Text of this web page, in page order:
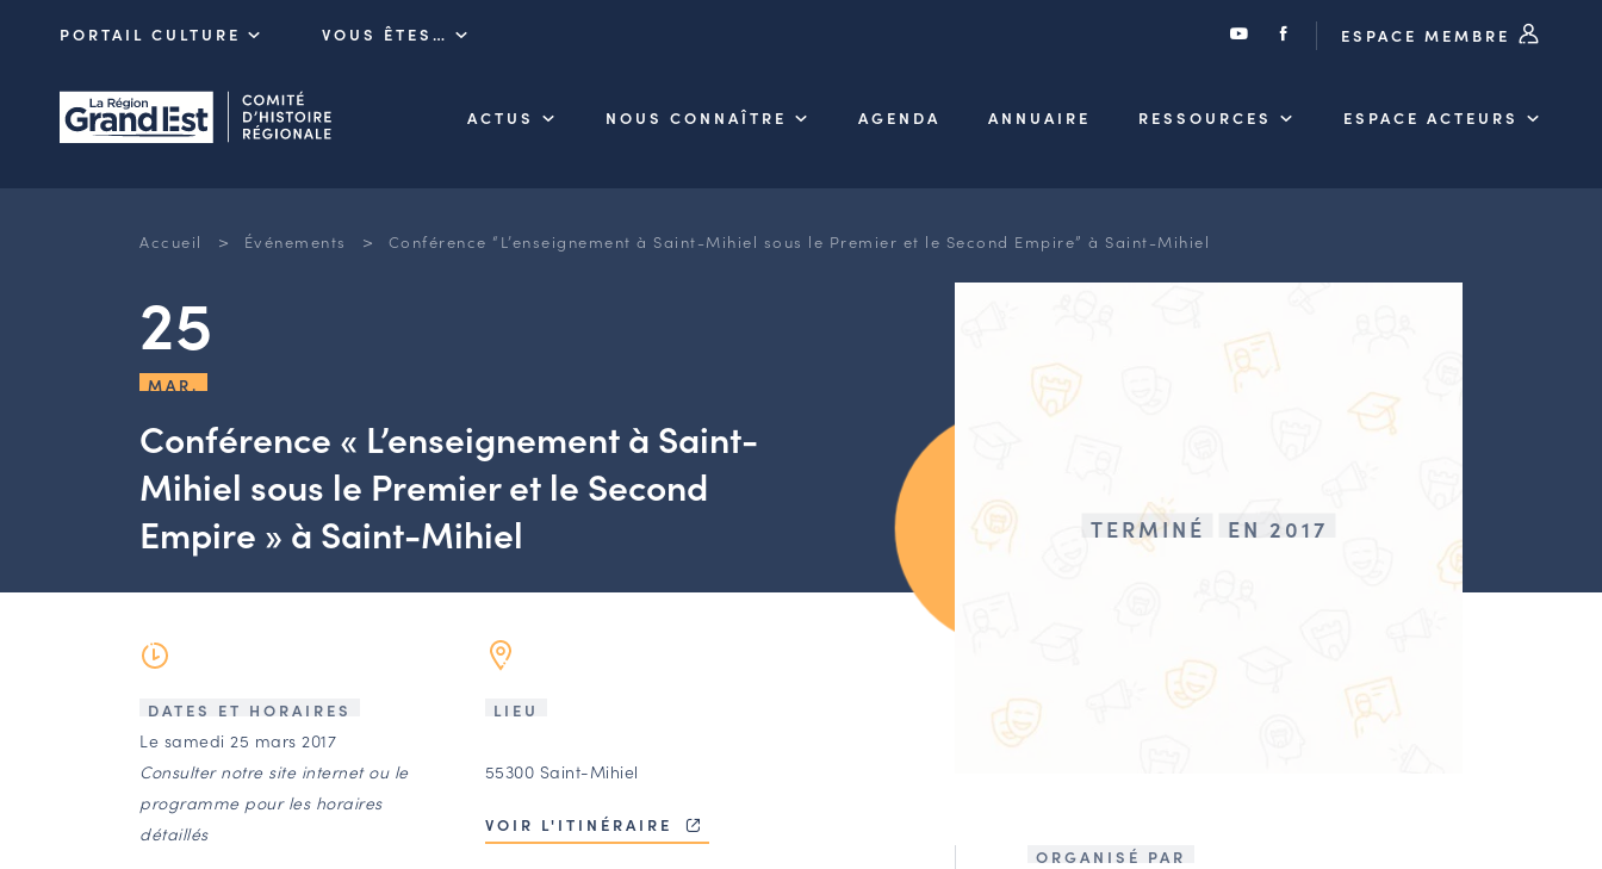
PORTAIL CULTURE VOUS ÊTES… ESPACE MEMBRE
ACTUS NOUS CONNAÎTRE AGENDA ANNUAIRE RESSOURCES ESPACE ACTEURS
Accueil > Événements > Conférence “L’enseignement à Saint-Mihiel sous le Premier et le Second Empire” à Saint-Mihiel
25
MAR.
Conférence « L’enseignement à Saint-
Mihiel sous le Premier et le Second
Empire » à Saint-Mihiel
DATES ET HORAIRES
Le samedi 25 mars 2017
Consulter notre site internet ou le
programme pour les horaires
détaillés
LIEU
55300 Saint-Mihiel
VOIR L'ITINÉRAIRE
TERMINÉ EN 2017
ORGANISÉ PAR